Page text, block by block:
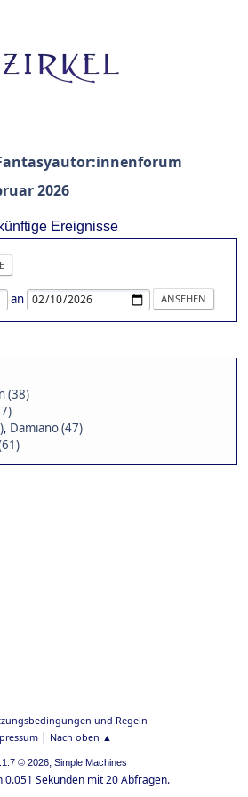
2026
Ereignisse
an
(38)
, Damiano (47)
und Regeln
| Nach oben ▲
© 2026, Simple Machines
0.051 Sekunden mit 20 Abfragen.